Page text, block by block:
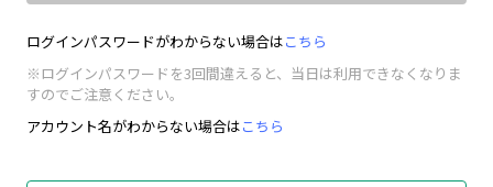
ログインパスワードがわからない場合はこちら
※ログインパスワードを3回間違えると、当日は利用できなくなりま
すのでご注意ください。
アカウント名がわからない場合はこちら